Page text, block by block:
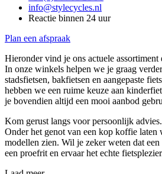
info@stylecycles.nl
Reactie binnen 24 uur
Plan een afspraak
Hieronder vind je ons actuele
In onze winkels helpen we je graag
stadsfietsen, bakfietsen en aangepaste
hebben we een ruime keuze aan
je bovendien altijd een mooi aanbod
Kom gerust langs voor persoonlijk advies.
Onder het genot van een kop koffie laten
modellen zien. Wil je zeker weten dat
een proefrit en ervaar het echte